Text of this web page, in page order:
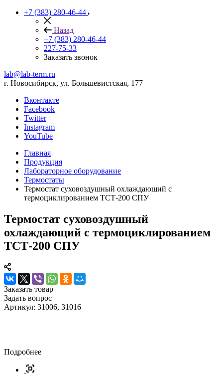
+7 (383) 280-46-44
Назад
+7 (383) 280-46-44
227-75-33
Заказать звонок
lab@lab-term.ru
г. Новосибирск, ул. Большевистская, 177
Вконтакте
Facebook
Twitter
Instagram
YouTube
Главная
Продукция
Лабораторное оборудование
Термостаты
Термостат суховоздушный охлаждающий с
термоциклированием ТСТ-200 СПУ
Термостат суховоздушный
охлаждающий с термоциклированием
ТСТ-200 СПУ
Заказать товар
Задать вопрос
Артикул: 31006, 31016
Подробнее